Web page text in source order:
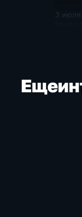
3 июля
Еще